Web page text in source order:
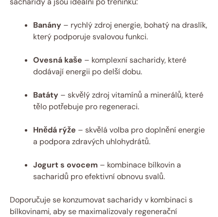
Banány – rychlý zdroj energie, bohatý na draslík,
který podporuje svalovou funkci.
Ovesná kaše – komplexní sacharidy, které
dodávají energii po delší dobu.
Batáty – skvělý zdroj vitamínů a minerálů, které
tělo potřebuje pro regeneraci.
Hnědá rýže – skvělá volba pro doplnění energie
a podpora zdravých uhlohydrátů.
Jogurt s ovocem – kombinace bílkovin a
sacharidů pro efektivní obnovu svalů.
Doporučuje se konzumovat sacharidy v kombinaci s
bílkovinami, aby se maximalizovaly regenerační